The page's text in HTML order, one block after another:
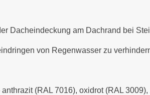
Dacheindeckung am Dachrand bei
von Regenwasser zu
(RAL 7016), oxidrot (RAL